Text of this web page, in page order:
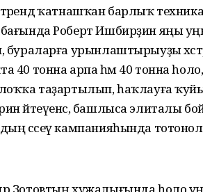
ҡатнашҡан барлыҡ
Роберт Ишбирҙин яңы
бураларға урынлаштырыуҙы
40 тонна арпа һәм 40 тонна
таҙартылып, һаҡлауға
әйтеүенсә, башлыса элиталы
сәсеү кампанияһында